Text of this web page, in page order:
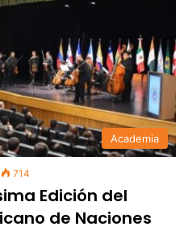
Academia
714
Edición del
de Naciones